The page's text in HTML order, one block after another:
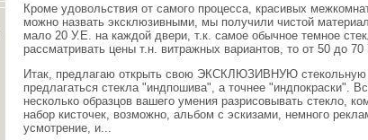
Кроме удовольствия от самого процесса, красивых
можно назвать эксклюзивными, мы получили чистой
мало 20 У.Е. на каждой двери, т.к. самое обычное темное
рассматривать цены т.н. витражных вариантов, то от 50 до 70
Итак, предлагаю открыть свою ЭКСКЛЮЗИВНУЮ стекольную
предлагаться стекла "индпошива", а точнее "индпокраски".
несколько образцов вашего умения разрисовывать стекло,
набор кисточек, возможно, альбом с эскизами, немного
усмотрение, и...